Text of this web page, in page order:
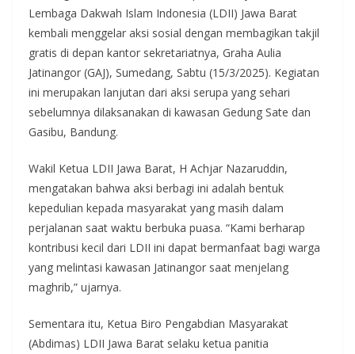
Lembaga Dakwah Islam Indonesia (LDII) Jawa Barat
kembali menggelar aksi sosial dengan membagikan takjil
gratis di depan kantor sekretariatnya, Graha Aulia
Jatinangor (GAJ), Sumedang, Sabtu (15/3/2025). Kegiatan
ini merupakan lanjutan dari aksi serupa yang sehari
sebelumnya dilaksanakan di kawasan Gedung Sate dan
Gasibu, Bandung.
Wakil Ketua LDII Jawa Barat, H Achjar Nazaruddin,
mengatakan bahwa aksi berbagi ini adalah bentuk
kepedulian kepada masyarakat yang masih dalam
perjalanan saat waktu berbuka puasa. “Kami berharap
kontribusi kecil dari LDII ini dapat bermanfaat bagi warga
yang melintasi kawasan Jatinangor saat menjelang
maghrib,” ujarnya.
Sementara itu, Ketua Biro Pengabdian Masyarakat
(Abdimas) LDII Jawa Barat selaku ketua panitia